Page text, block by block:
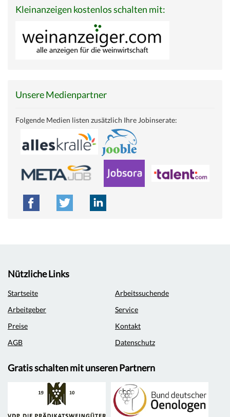
Kleinanzeigen kostenlos schalten mit:
Unsere Medienpartner
Folgende Medien listen zusätzlich Ihre Jobinserate:
Nützliche Links
Startseite
Arbeitssuchende
Arbeitgeber
Service
Preise
Kontakt
AGB
Datenschutz
Gratis schalten mit unseren Partnern